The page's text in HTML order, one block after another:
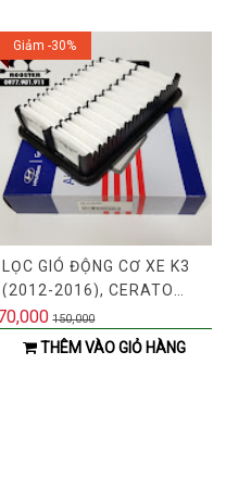
319102H000)
Giảm -30%
LỌC GIÓ ĐỘNG CƠ XE K3
(2012-2016), CERATO
(2016-2018), ELANTRA
(2011-2015), RONDO
150,000
THÊM VÀO GIỎ HÀNG